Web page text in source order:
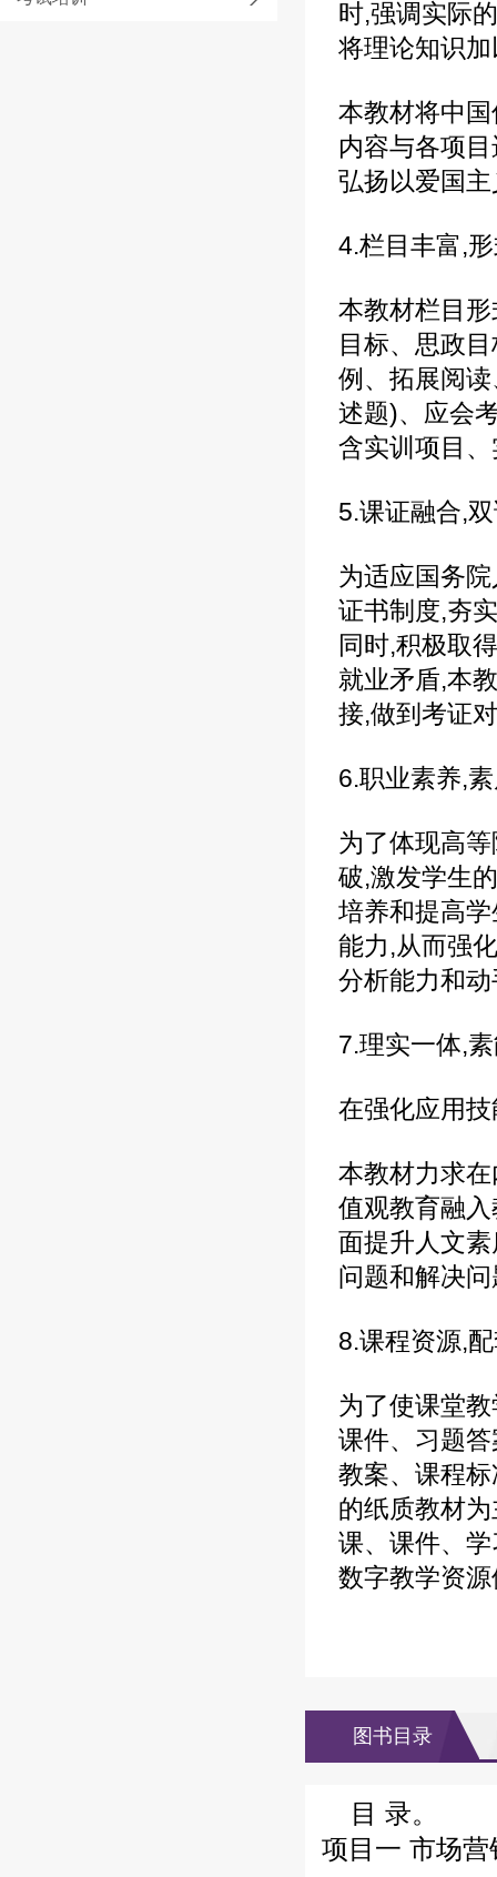
时,强调实际
将理论知识
本教材将中
内容与各项
弘扬以爱国
4.栏目丰富,
本教材栏目
目标、思政
例、拓展阅
述题)、应会
含实训项目
5.课证融合,
为适应国务
证书制度,夯
同时,积极取
就业矛盾,本
接,做到考证
6.职业素养,
为了体现高
破,激发学生
培养和提高
能力,从而强
分析能力和
7.理实一体,
在强化应用
本教材力求
值观教育融
面提升人文
问题和解决
8.课程资源,
为了使课堂
课件、习题
教案、课程
的纸质教材
课、课件、
数字教学资
图书目录
目 录。
项目一 市场营